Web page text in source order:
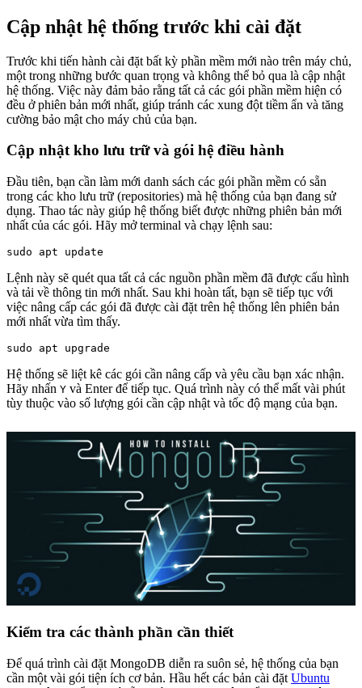
Cập nhật hệ thống trước khi cài đặt
Trước khi tiến hành cài đặt bất kỳ phần mềm mới nào trên máy chủ,
một trong những bước quan trọng và không thể bỏ qua là cập nhật
hệ thống. Việc này đảm bảo rằng tất cả các gói phần mềm hiện có
đều ở phiên bản mới nhất, giúp tránh các xung đột tiềm ẩn và tăng
cường bảo mật cho máy chủ của bạn.
Cập nhật kho lưu trữ và gói hệ điều hành
Đầu tiên, bạn cần làm mới danh sách các gói phần mềm có sẵn
trong các kho lưu trữ (repositories) mà hệ thống của bạn đang sử
dụng. Thao tác này giúp hệ thống biết được những phiên bản mới
nhất của các gói. Hãy mở terminal và chạy lệnh sau:
Lệnh này sẽ quét qua tất cả các nguồn phần mềm đã được cấu hình
và tải về thông tin mới nhất. Sau khi hoàn tất, bạn sẽ tiếp tục với
việc nâng cấp các gói đã được cài đặt trên hệ thống lên phiên bản
mới nhất vừa tìm thấy.
Hệ thống sẽ liệt kê các gói cần nâng cấp và yêu cầu bạn xác nhận.
Hãy nhấn Y và Enter để tiếp tục. Quá trình này có thể mất vài phút
tùy thuộc vào số lượng gói cần cập nhật và tốc độ mạng của bạn.
Kiểm tra các thành phần cần thiết
Để quá trình cài đặt MongoDB diễn ra suôn sẻ, hệ thống của bạn
cần một vài gói tiện ích cơ bản. Hầu hết các bản cài đặt Ubuntu